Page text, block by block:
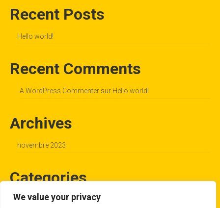
We value your privacy
Recent Posts
Hello world!
Recent Comments
A WordPress Commenter sur Hello world!
Archives
novembre 2023
Categories
Uncategorized